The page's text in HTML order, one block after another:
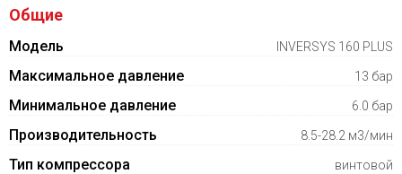
Общие
Модель INVERSYS 160 PLUS
Максимальное давление 13 бар
Минимальное давление 6.0 бар
Производительность 8.5-28.2 м3/мин
Тип компрессора винтовой